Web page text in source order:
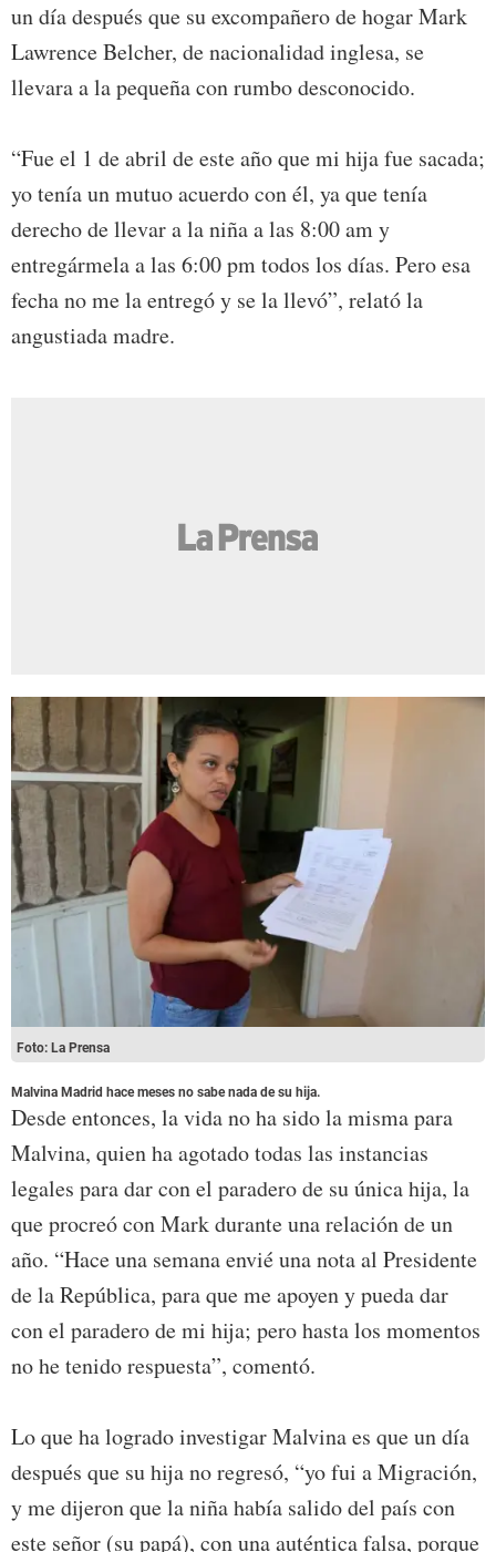
un día después que su excompañero de hogar Mark
Lawrence Belcher, de nacionalidad inglesa, se
llevara a la pequeña con rumbo desconocido.
“Fue el 1 de abril de este año que mi hija fue sacada;
yo tenía un mutuo acuerdo con él, ya que tenía
derecho de llevar a la niña a las 8:00 am y
entregármela a las 6:00 pm todos los días. Pero esa
fecha no me la entregó y se la llevó”, relató la
angustiada madre.
Foto: La Prensa
Malvina Madrid hace meses no sabe nada de su hija.
Desde entonces, la vida no ha sido la misma para
Malvina, quien ha agotado todas las instancias
legales para dar con el paradero de su única hija, la
que procreó con Mark durante una relación de un
año. “Hace una semana envié una nota al Presidente
de la República, para que me apoyen y pueda dar
con el paradero de mi hija; pero hasta los momentos
no he tenido respuesta”, comentó.
Lo que ha logrado investigar Malvina es que un día
después que su hija no regresó, “yo fui a Migración,
y me dijeron que la niña había salido del país con
este señor (su papá), con una auténtica falsa, porque